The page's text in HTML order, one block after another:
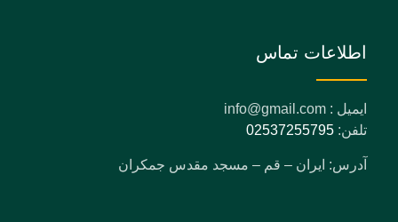
اطلاعات تماس
ایمیل : info@gmail.com
تلفن: 02537255795
آدرس: ایران – قم – مسجد مقدس جمکران